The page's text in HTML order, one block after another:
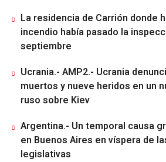
La residencia de Carrión donde
incendio había pasado la
septiembre
Ucrania.- AMP2.- Ucrania
muertos y nueve heridos en un
ruso sobre Kiev
Argentina.- Un temporal causa
en Buenos Aires en víspera de
legislativas